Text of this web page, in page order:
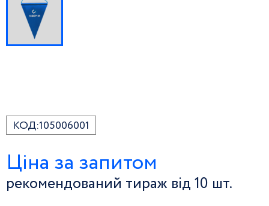
КОД:105006001
Ціна за запитом
рекомендований тираж від 10 шт.